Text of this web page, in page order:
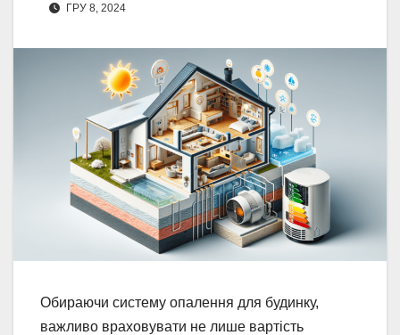
ГРУ 8, 2024
Обираючи систему опалення для будинку,
важливо враховувати не лише вартість